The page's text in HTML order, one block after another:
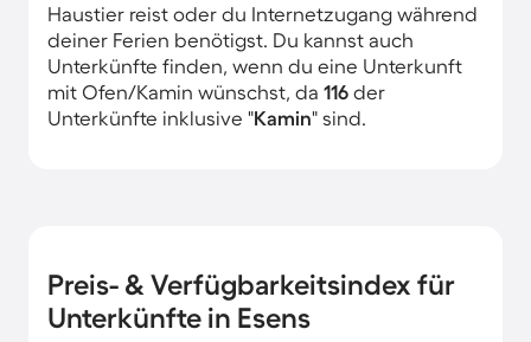
Haustier reist oder du Internetzugang während
deiner Ferien benötigst. Du kannst auch
Unterkünfte finden, wenn du eine Unterkunft
mit Ofen/Kamin wünschst, da 116 der
Unterkünfte inklusive "Kamin" sind.
Preis- & Verfügbarkeitsindex für
Unterkünfte in Esens